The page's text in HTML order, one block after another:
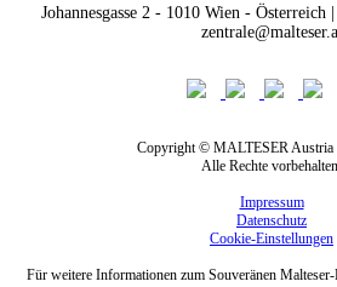
Johannesgasse 2 - 1010 Wien -
Copyright © MALTESER Austria
Alle Rechte vorbehalten.
Impressum
Datenschutz
Cookie-Einstellungen
Für weitere Informationen zum Souveränen